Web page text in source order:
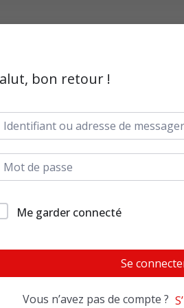
bon retour !
Me garder connecté
Se
Vous n’avez pas de compte ?